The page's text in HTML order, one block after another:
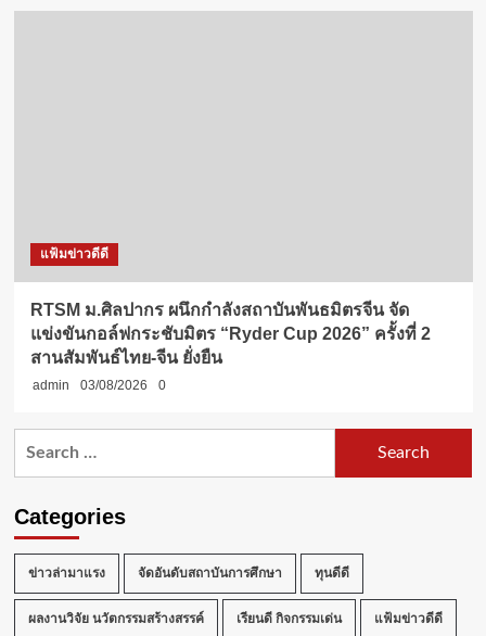
แฟ้มข่าวดีดี
RTSM ม.ศิลปากร ผนึกกำลังสถาบันพันธมิตรจีน จัด
แข่งขันกอล์ฟกระชับมิตร “Ryder Cup 2026” ครั้งที่ 2
สานสัมพันธ์ไทย-จีน ยั่งยืน
admin 03/08/2026 0
Categories
ข่าวล่ามาแรง จัดอันดับสถาบันการศึกษา ทุนดีดี
ผลงานวิจัย นวัตกรรมสร้างสรรค์ เรียนดี กิจกรรมเด่น แฟ้มข่าวดีดี